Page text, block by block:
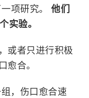
项研究。 他们
实验。
或者只进行积极
愈合。
，伤口愈合速